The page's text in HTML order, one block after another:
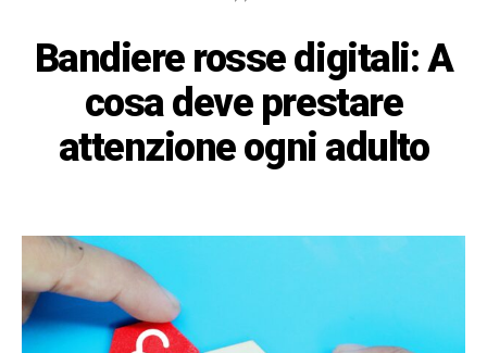
Bandiere rosse digitali: A
cosa deve prestare
attenzione ogni adulto